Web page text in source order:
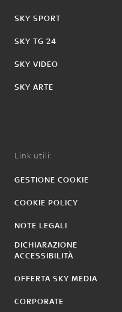
SKY SPORT
SKY TG 24
SKY VIDEO
SKY ARTE
Link utili:
GESTIONE COOKIE
COOKIE POLICY
NOTE LEGALI
DICHIARAZIONE
ACCESSIBILITÀ
OFFERTA SKY MEDIA
CORPORATE